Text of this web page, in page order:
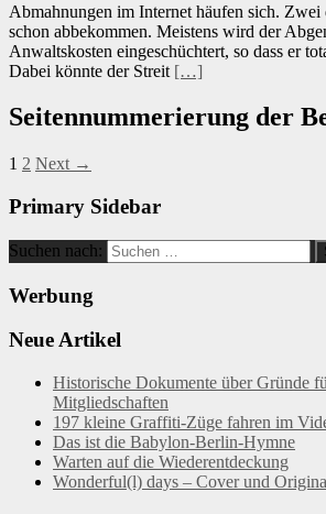
Abmahnungen im Internet häufen sich. Zwei
schon abbekommen. Meistens wird der
Anwaltskosten eingeschüchtert, so dass er
Dabei könnte der Streit […]
Seitennummerierung der
1 2 Next →
Primary Sidebar
Suchen nach:
Werbung
Neue Artikel
Historische Dokumente über Gründe
Mitgliedschaften
197 kleine Graffiti-Züge fahren im
Das ist die Babylon-Berlin-Hymne
Warten auf die Wiederentdeckung
Wonderful(l) days – Cover und